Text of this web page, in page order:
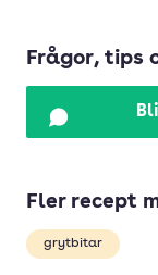
Frågor, tips
Fler recept
grytbitar